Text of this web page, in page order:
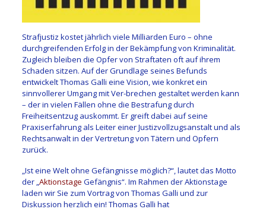
Strafjustiz kostet jährlich viele Milliarden Euro – ohne
durchgreifenden Erfolg in der Bekämpfung von Kriminalität.
Zugleich bleiben die Opfer von Straftaten oft auf ihrem
Schaden sitzen. Auf der Grundlage seines Befunds
entwickelt Thomas Galli eine Vision, wie konkret ein
sinnvollerer Umgang mit Ver-brechen gestaltet werden kann
– der in vielen Fällen ohne die Bestrafung durch
Freiheitsentzug auskommt. Er greift dabei auf seine
Praxiserfahrung als Leiter einer Justizvollzugsanstalt und als
Rechtsanwalt in der Vertretung von Tätern und Opfern
zurück.
„Ist eine Welt ohne Gefängnisse möglich?“, lautet das Motto
der „Aktionstage Gefängnis“. Im Rahmen der Aktionstage
laden wir Sie zum Vortrag von Thomas Galli und zur
Diskussion herzlich ein! Thomas Galli hat